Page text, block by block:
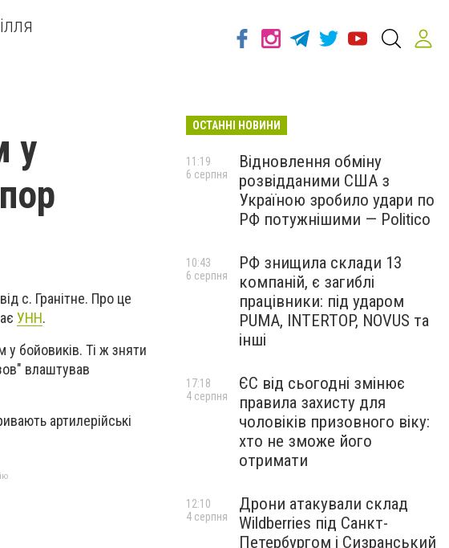
у
с. Гранітне. Про це
УНН.
бойовиків. Ті ж зняти
влаштував
артилерійські
ОСТАННІ НОВИНИ
Відновлення обміну
розвідданими США з
Україною зробило удари по
РФ потужнішими — Politico
11:19
6 серпня
РФ знищила склади 13
компаній, є загиблі
працівники: під ударом
PUMA, INTERTOP, NOVUS та
інші
10:43
6 серпня
ЄС від сьогодні змінює
правила захисту для
чоловіків призовного віку:
хто не зможе його
отримати
17:18
4 серпня
Дрони атакували склад
Wildberries під Санкт-
Петербургом і Сизранський
12:10
4 серпня